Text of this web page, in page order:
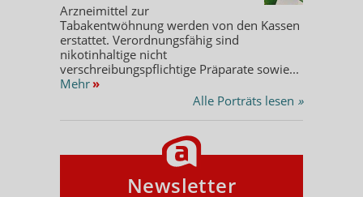
Arzneimittel zur
Tabakentwöhnung werden von den Kassen
erstattet. Verordnungsfähig sind
nikotinhaltige nicht
verschreibungspflichtige Präparate sowie...
Mehr »
Alle Porträts lesen »
Newsletter